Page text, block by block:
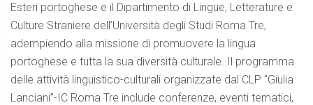
Esteri portoghese e il Dipartimento di Lingue, Letterature e
Culture Straniere dell’Università degli Studi Roma Tre,
adempiendo alla missione di promuovere la lingua
portoghese e tutta la sua diversità culturale. Il programma
delle attività linguistico-culturali organizzate dal CLP “Giulia
Lanciani”-IC Roma Tre include conferenze, eventi tematici,